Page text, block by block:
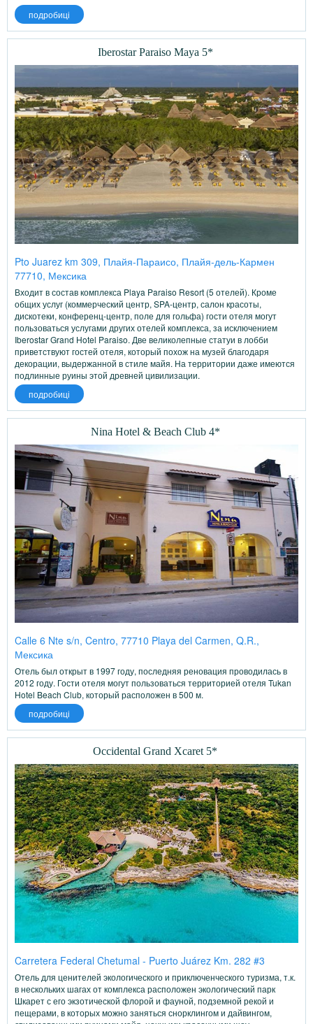
подробиці
Iberostar Paraiso Maya 5*
Pto Juarez km 309, Плайя-Параисо, Плайя-дель-Кармен
77710, Мексика
Входит в состав комплекса Playa Paraiso Resort (5 отелей). Кроме
общих услуг (коммерческий центр, SPA-центр, салон красоты,
дискотеки, конференц-центр, поле для гольфа) гости отеля могут
пользоваться услугами других отелей комплекса, за исключением
Iberostar Grand Hotel Paraiso. Две великолепные статуи в лобби
приветствуют гостей отеля, который похож на музей благодаря
декорации, выдержанной в стиле майя. На территории даже имеются
подлинные руины этой древней цивилизации.
подробиці
Nina Hotel & Beach Club 4*
Calle 6 Nte s/n, Centro, 77710 Playa del Carmen, Q.R.,
Мексика
Отель был открыт в 1997 году, последняя реновация проводилась в
2012 году. Гости отеля могут пользоваться территорией отеля Tukan
Hotel Beach Club, который расположен в 500 м.
подробиці
Occidental Grand Xcaret 5*
Carretera Federal Chetumal - Puerto Juárez Km. 282 #3
Отель для ценителей экологического и приключенческого туризма, т.к.
в нескольких шагах от комплекса расположен экологический парк
Шкарет с его экзотической флорой и фауной, подземной рекой и
пещерами, в которых можно заняться снорклингом и дайвингом,